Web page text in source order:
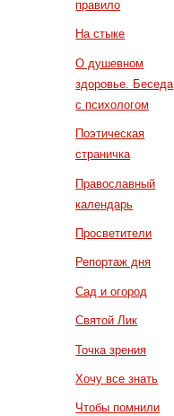
правило
На стыке
О душевном
здоровье. Беседа
с психологом
Поэтическая
страничка
Православный
календарь
Просветители
Репортаж дня
Сад и огород
Святой Лик
Точка зрения
Хочу все знать
Чтобы помнили